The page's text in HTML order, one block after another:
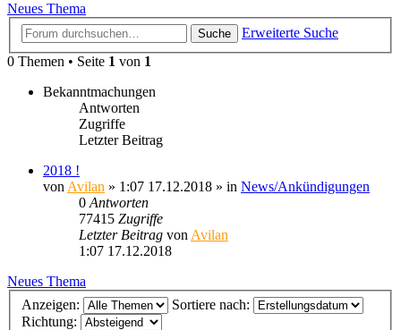
Neues Thema
Suche
Erweiterte Suche
0 Themen • Seite 1 von 1
Bekanntmachungen
Antworten
Zugriffe
Letzter Beitrag
2018 !
von Avilan » 1:07 17.12.2018 » in News/Ankündigungen
0 Antworten
77415 Zugriffe
Letzter Beitrag von Avilan
1:07 17.12.2018
Neues Thema
Anzeigen:
Sortiere nach:
Richtung: